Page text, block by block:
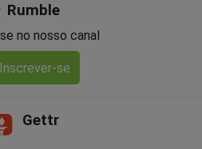
Rumble
no nosso canal
Inscrever-se
Gettr